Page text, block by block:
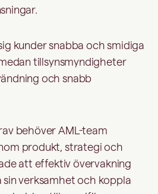
kunder snabba och smidiga
tillsynsmyndigheter
och snabb
behöver AML-team
produkt, strategi och
att effektiv övervakning
verksamhet och koppla